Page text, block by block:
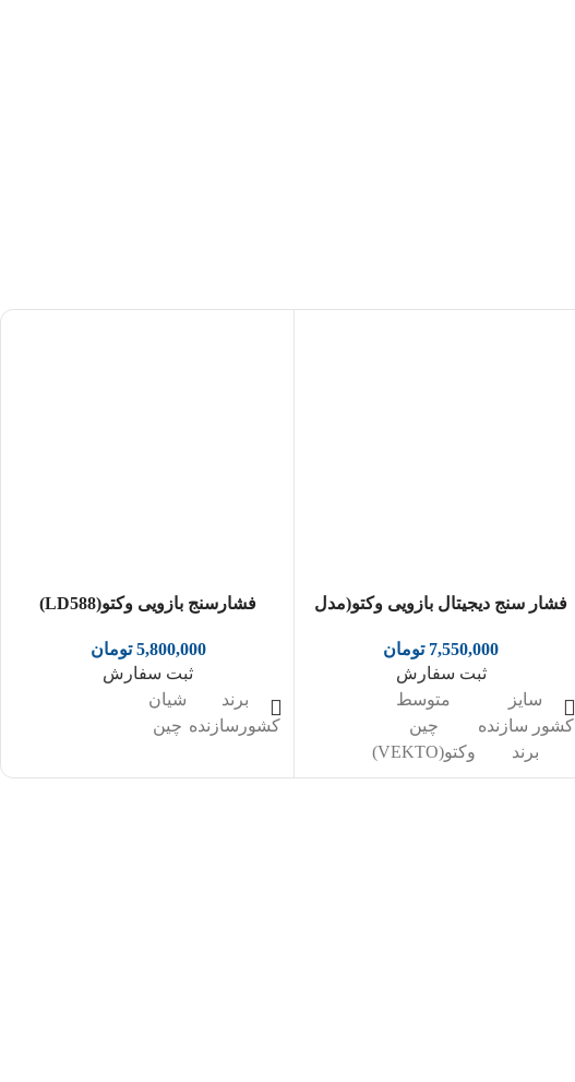
فشار سنج دیجیتال بازویی وکتو(مدل
7,550,000 تومان
ثبت سفارش
سایز
متوسط
کشور سازنده
چین
برند
وکتو(VEKTO)
فشارسنج بازویی وکتو(LD588)
5,800,000 تومان
ثبت سفارش
برند
شیان
کشورسازنده چین